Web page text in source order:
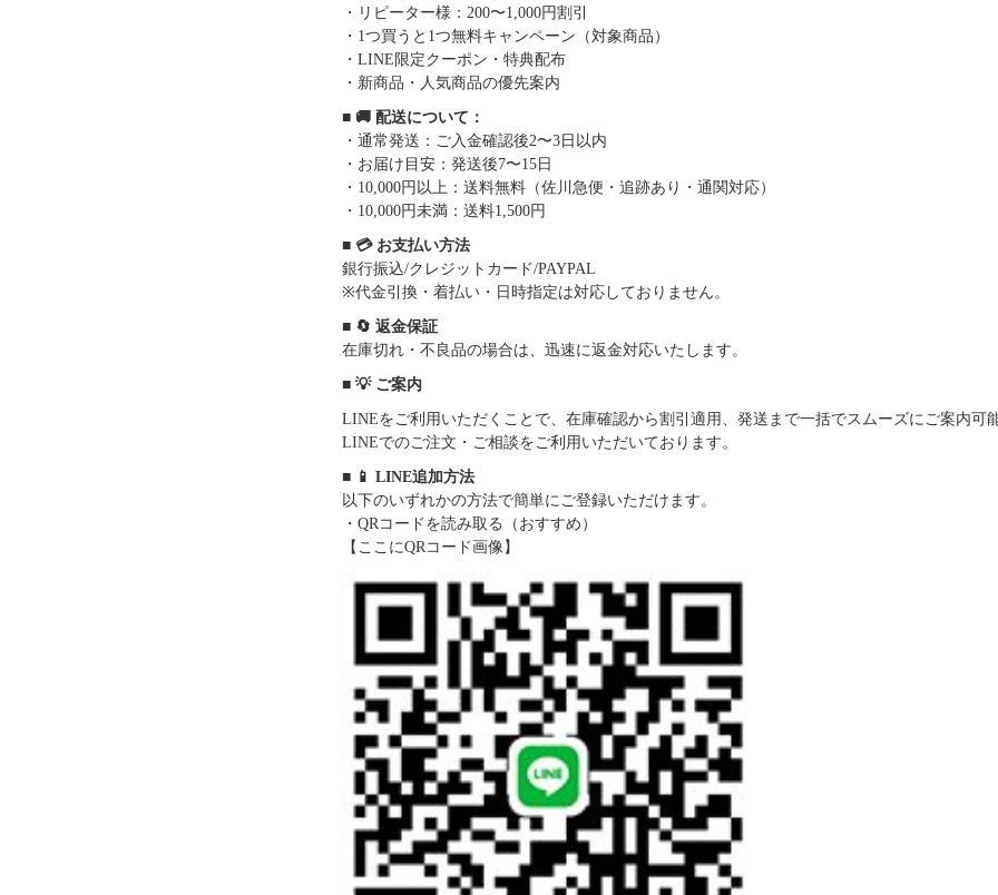
・リピーター様：200〜1,000円割引
・1つ買うと1つ無料キャンペーン（対象商品）
・LINE限定クーポン・特典配布
・新商品・人気商品の優先案内
■ 🚚 配送について：
・通常発送：ご入金確認後2〜3日以内
・お届け目安：発送後7〜15日
・10,000円以上：送料無料（佐川急便・追跡あり・通関対応）
・10,000円未満：送料1,500円
■ 💳 お支払い方法
銀行振込/クレジットカード/PAYPAL
※代金引換・着払い・日時指定は対応しておりません。
■ 🔄 返金保証
在庫切れ・不良品の場合は、迅速に返金対応いたします。
■ 💡 ご案内
LINEをご利用いただくことで、在庫確認から割引適用、発送まで一括でスムーズにご案内可
LINEでのご注文・ご相談をご利用いただいております。
■ 📱 LINE追加方法
以下のいずれかの方法で簡単にご登録いただけます。
・QRコードを読み取る（おすすめ）
【ここにQRコード画像】